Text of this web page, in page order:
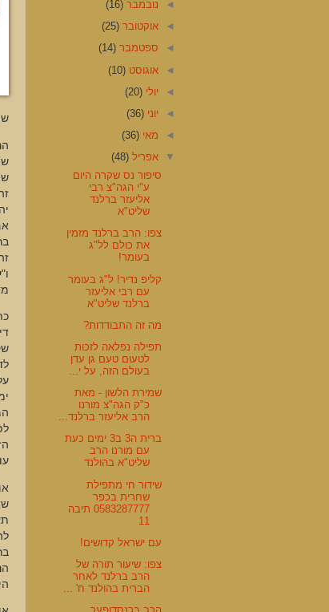
◄ נובמבר(16)
◄אוקטובר(25)
◄ ספטמבר(14)
◄אוגוסט(10)
◄יולי(20)
◄יוני(36)
◄ מאי(36)
▼אפריל(48)
סיפור נס שקרה היום
ע"י הגה"צ רבי
אליעזר ברלנד
שליט"א
צפו: הרב ברלנד מזמין
את כולם לל"ג
בעומר!
קליפ נדיר! ל"ג בעומר
עם רבי אליעזר
ברלנד שליט"א
מה זה התבודדות?
תפילה נפלאה לזכות
לטעום טעם גן עדן
בעולם הזה, על י...
שמירת הלשון - מאת
כ"ק הגה"צ מורנו
הרב אליעזר ברלנד...
ברית ה3 ב3 ימים כעת
עם מורנו הרב
שליט"א בהולנד
שידור חי מתפילת
שחרית בכפר
0583287777 תיבה
11
עם ישראל קדושים!
צפו: שיעור תורה של
הרב ברלנד לאחר
הברית בהולנד ח' ...